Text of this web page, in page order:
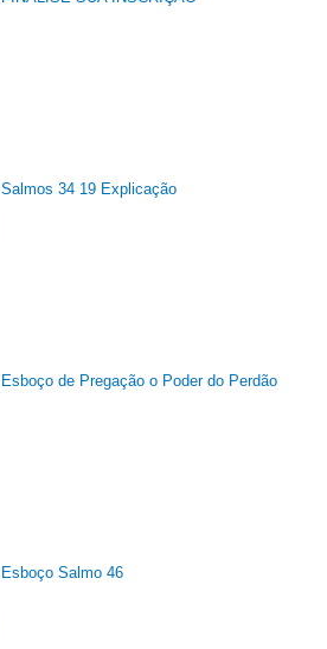
Salmos 34 19 Explicação
Esboço de Pregação o Poder do Perdão
Esboço Salmo 46